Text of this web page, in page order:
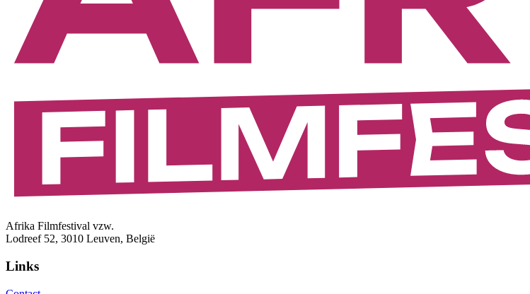
Afrika Filmfestival vzw.
Lodreef 52, 3010 Leuven, België
Links